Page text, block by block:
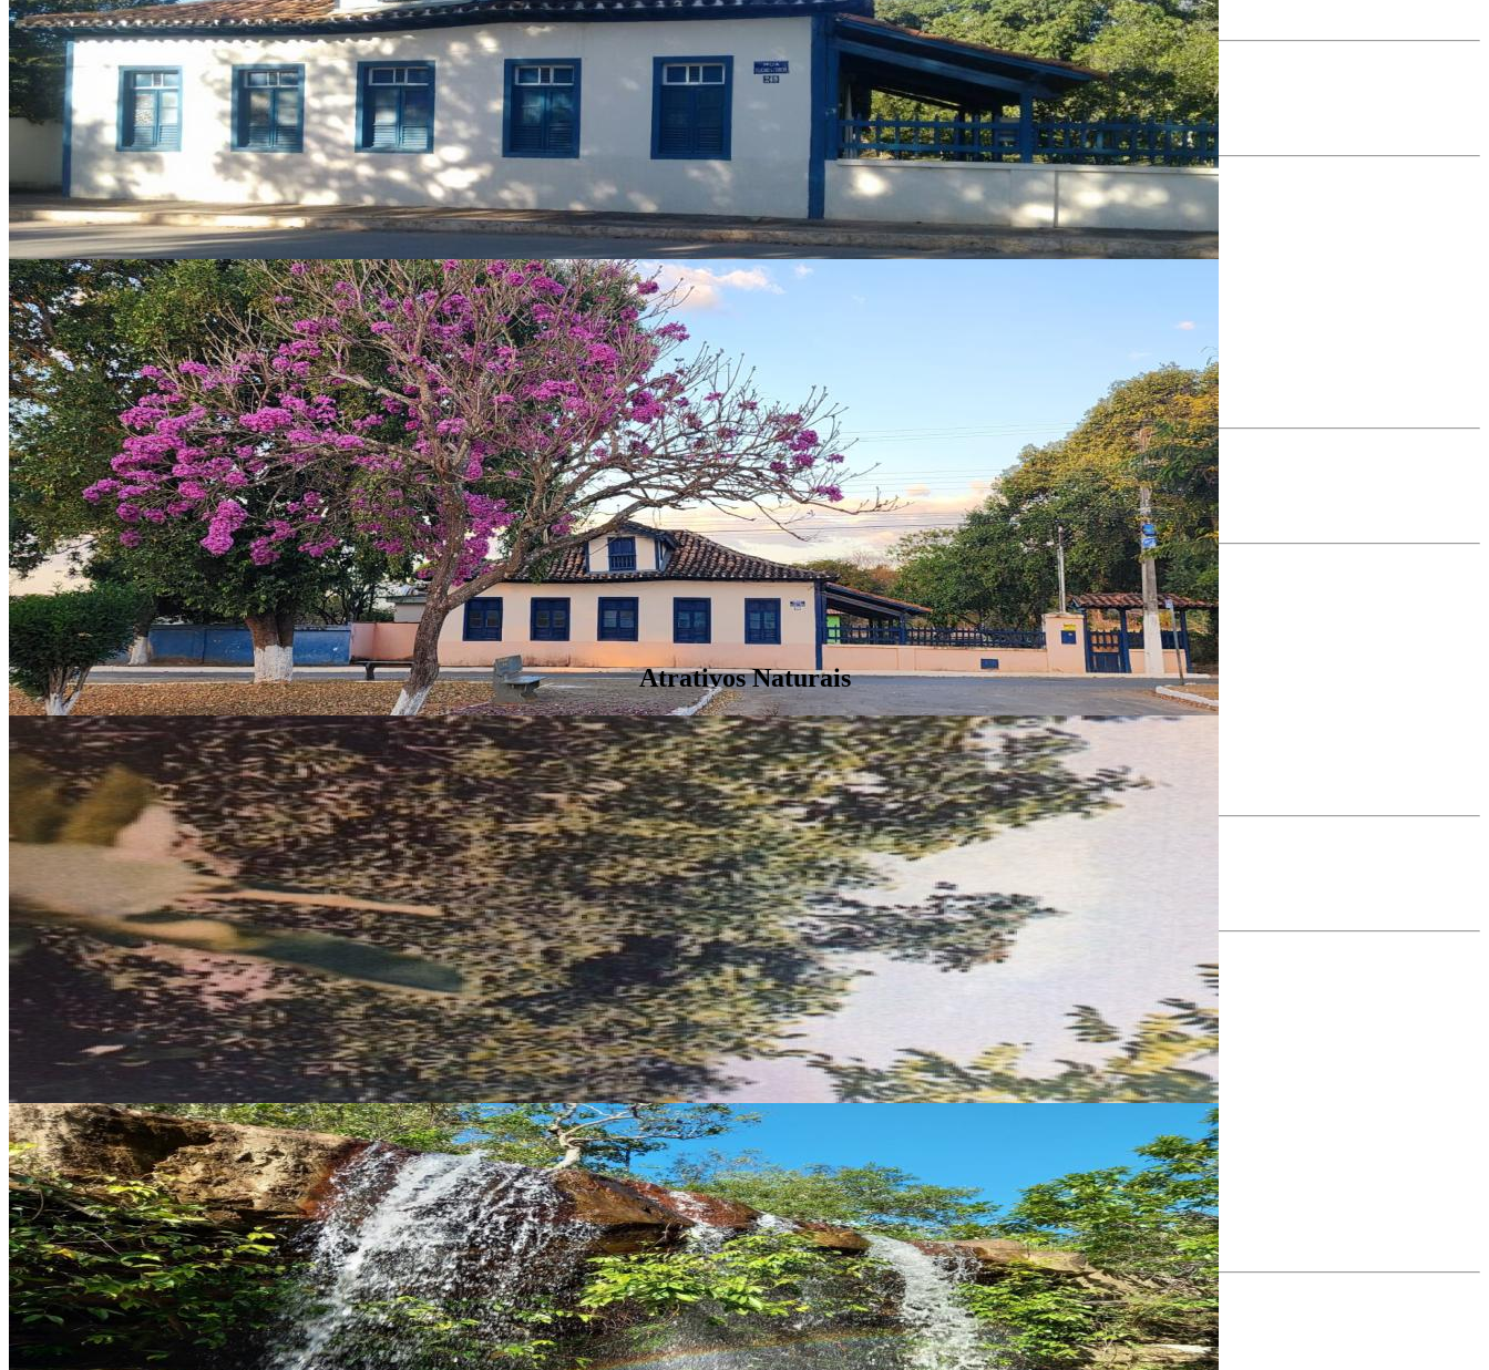
ESTAÇÃO DE SANTO HIPÓLITO
Santo Hipólito
ESTAÇÃO DE SANTO HIPÓLITO
Santo Hipólito
Rua Noé Gonçalves
(38) 3726-1102
cleudosh2015@gmail.com
Saiba mais
CASARÃO DOS FERREIRA
Santo Hipólito
CASARÃO DOS FERREIRA
Santo Hipólito
R. Sérgio Feliciano Ferreira
(38) 3726-1130
Saiba mais
Casarão dos Ferreira
Santo Hipólito
Santo Hipólito
R. Sérgio Feliciano Ferreira
38 999171106
Saiba mais
Atrativos Naturais
APA do Valo Fundo
Santo Hipólito
APA do Valo Fundo
Santo Hipólito